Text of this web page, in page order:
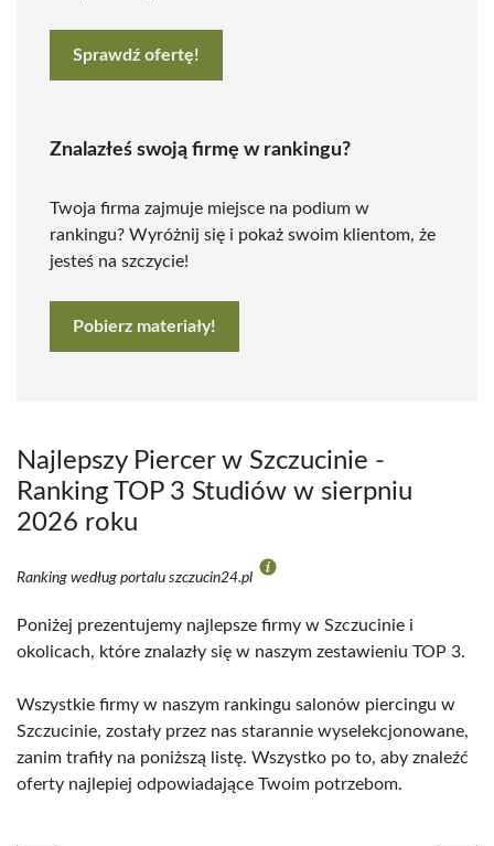
Sprawdź ofertę!
Znalazłeś swoją firmę w rankingu?
Twoja firma zajmuje miejsce na podium w
rankingu? Wyróżnij się i pokaż swoim klientom, że
jesteś na szczycie!
Pobierz materiały!
Najlepszy Piercer w Szczucinie -
Ranking TOP 3 Studiów w sierpniu
2026 roku
Ranking według portalu szczucin24.pl
Poniżej prezentujemy najlepsze firmy w Szczucinie i
okolicach, które znalazły się w naszym zestawieniu TOP 3.
Wszystkie firmy w naszym rankingu salonów piercingu w
Szczucinie, zostały przez nas starannie wyselekcjonowane,
zanim trafiły na poniższą listę. Wszystko po to, aby znaleźć
oferty najlepiej odpowiadające Twoim potrzebom.